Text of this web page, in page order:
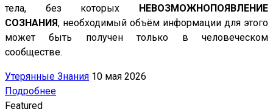
тела, без которых НЕВОЗМОЖНОПОЯВЛЕНИЕ
СОЗНАНИЯ, необходимый объём информации для этого
может быть получен только в человеческом
сообществе.
Утерянные Знания 10 мая 2026
Подробнее
Featured